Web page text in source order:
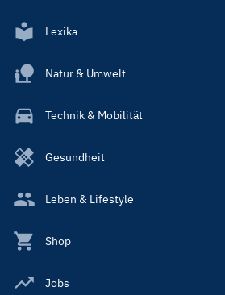
Lexika
Natur & Umwelt
Technik & Mobilität
Gesundheit
Leben & Lifestyle
Shop
Jobs